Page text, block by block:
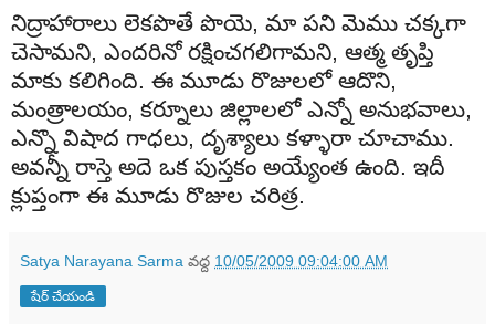
నిద్రాహారాలు లెకపొతే పొయె, మా పని మెము చక్కగా
చెసామని, ఎందరినో రక్షించగలిగామని, ఆత్మ తృప్తి
మాకు కలిగింది. ఈ మూడు రొజులలో ఆదొని,
మంత్రాలయం, కర్నూలు జిల్లాలలో ఎన్నో అనుభవాలు,
ఎన్నొ విషాద గాధలు, దృశ్యాలు కళ్ళారా చూచాము.
అవన్నీ రాస్తె అదె ఒక పుస్తకం అయ్యేంత ఉంది. ఇదీ
క్లుప్తంగా ఈ మూడు రొజుల చరిత్ర.
Satya Narayana Sarma వద్ద 10/05/2009 09:04:00 AM
షేర్ చేయండి